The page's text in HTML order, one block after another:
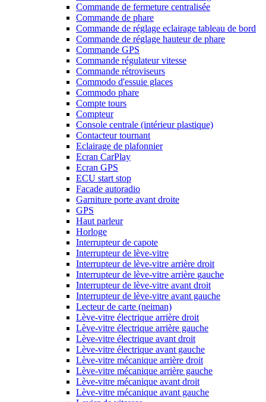
Commande de fermeture centralisée
Commande de phare
Commande de réglage eclairage tableau de bord
Commande de réglage hauteur de phare
Commande GPS
Commande régulateur vitesse
Commande rétroviseurs
Commodo d'essuie glaces
Commodo phare
Compte tours
Compteur
Console centrale (intérieur plastique)
Contacteur tournant
Eclairage de plafonnier
Ecran CarPlay
Ecran GPS
ECU start stop
Facade autoradio
Garniture porte avant droite
GPS
Haut parleur
Horloge
Interrupteur de capote
Interrupteur de lève-vitre
Interrupteur de lève-vitre arrière droit
Interrupteur de lève-vitre arrière gauche
Interrupteur de lève-vitre avant droit
Interrupteur de lève-vitre avant gauche
Lecteur de carte (neiman)
Lève-vitre électrique arrière droit
Lève-vitre électrique arrière gauche
Lève-vitre électrique avant droit
Lève-vitre électrique avant gauche
Lève-vitre mécanique arrière droit
Lève-vitre mécanique arrière gauche
Lève-vitre mécanique avant droit
Lève-vitre mécanique avant gauche